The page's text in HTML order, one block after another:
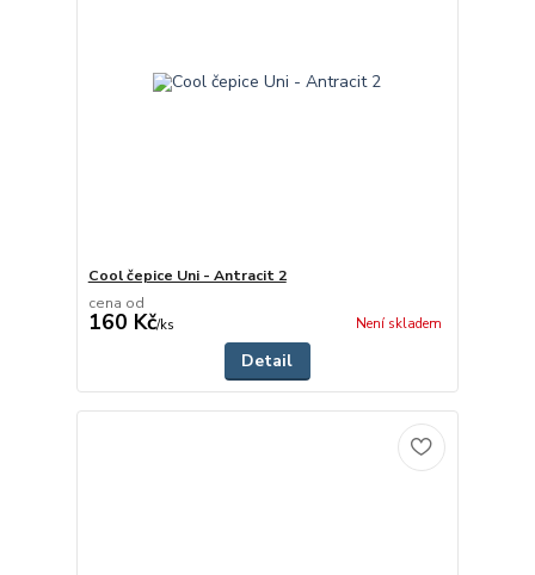
Cool čepice Uni - Antracit 2
cena od
160 Kč/ks Není skladem
Detail